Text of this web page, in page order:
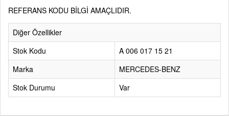
REFERANS KODU BİLGİ AMAÇLIDIR.
Diğer Özellikler
Stok Kodu
A 006 017 15 21
Marka
MERCEDES-BENZ
Stok Durumu
Var